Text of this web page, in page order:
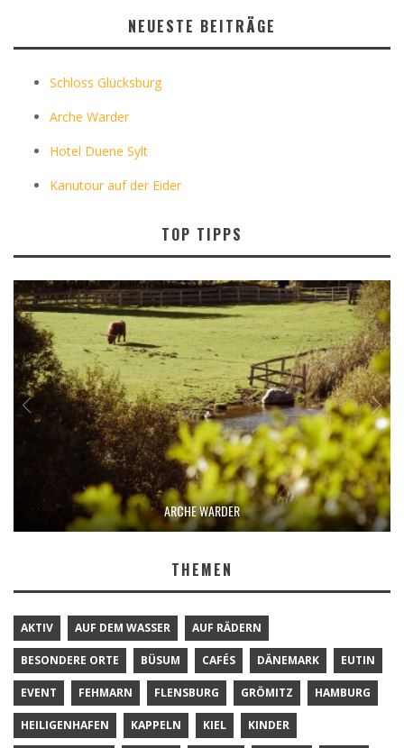
NEUESTE BEITRÄGE
Schloss Glücksburg
Arche Warder
Hotel Duene Sylt
Kanutour auf der Eider
TOP TIPPS
ARCHE WARDER
THEMEN
AKTIV AUF DEM WASSER AUF RÄDERN
BESONDERE ORTE BÜSUM CAFÉS DÄNEMARK EUTIN
EVENT FEHMARN FLENSBURG GRÖMITZ HAMBURG
HEILIGENHAFEN KAPPELN KIEL KINDER